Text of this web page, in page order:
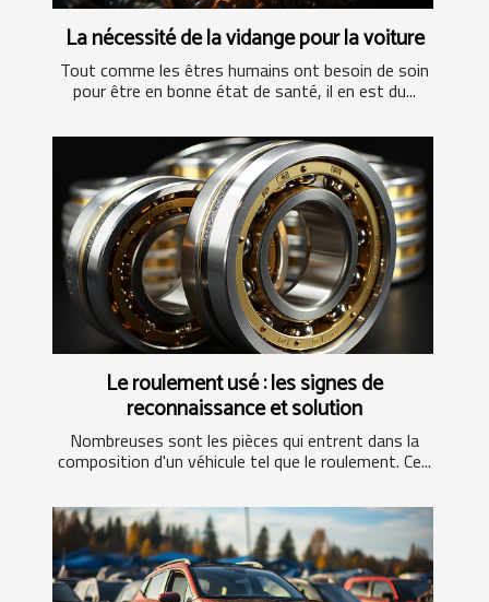
La nécessité de la vidange pour la voiture
Tout comme les êtres humains ont besoin de soin
pour être en bonne état de santé, il en est du...
Le roulement usé : les signes de
reconnaissance et solution
Nombreuses sont les pièces qui entrent dans la
composition d'un véhicule tel que le roulement. Ce...